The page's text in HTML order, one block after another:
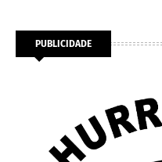
PUBLICIDADE